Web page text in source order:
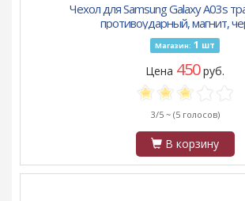
Чехол для Samsung Galaxy A03s
противоударный, магнит,
Магазин: 1 шт
Цена 450руб.
3/5 ~ (5 голосов)
В корзину